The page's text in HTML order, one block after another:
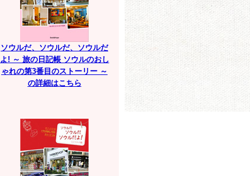
ソウルだ、ソウルだ、ソウルだ
よ! ～ 旅の日記帳 ソウルのおし
ゃれの第3番目のストーリー ～
の詳細はこちら